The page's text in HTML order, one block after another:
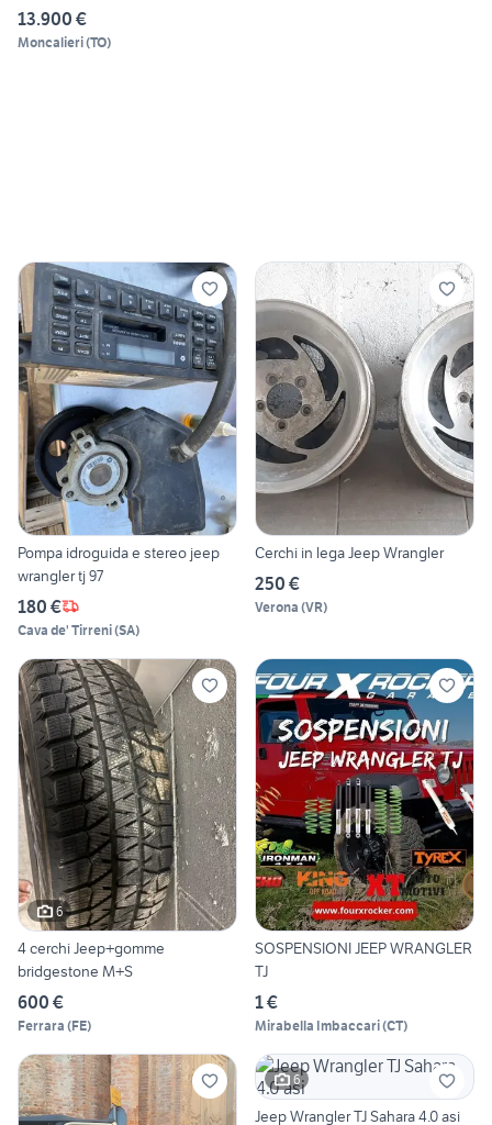
13.900 €
Moncalieri(TO)
Pompa idroguida e stereo jeep
wrangler tj 97
180 €
Cava de' Tirreni(SA)
Cerchi in lega Jeep Wrangler
250 €
Verona (VR)
6
4 cerchi Jeep+gomme
bridgestone M+S
600 €
Ferrara (FE)
SOSPENSIONI JEEP WRANGLER
TJ
1 €
Mirabella Imbaccari(CT)
6
Jeep Wrangler TJ Sahara 4.0 asi